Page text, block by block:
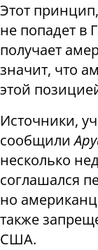
Этот
не попадет в
получает
значит, что
этой
Источники,
сообщили
несколько
соглашался
но
также
США.